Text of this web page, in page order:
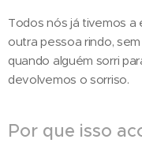
Todos nós já tivemos a
outra pessoa rindo,
quando alguém sorri
devolvemos o sorriso.
Por que isso